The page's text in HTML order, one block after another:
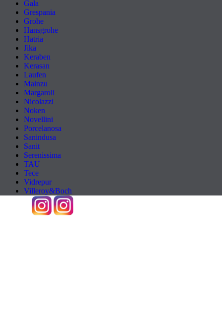
Gala
Grespania
Grohe
Hansgrohe
Hatria
Jika
Keraben
Kerasan
Laufen
Mainzu
Margaroli
Nicolazzi
Noken
Novellini
Porcelanosa
Sanindusa
Sanit
Serenissima
TAU
Tece
Vidrepur
Villeroy&Boch